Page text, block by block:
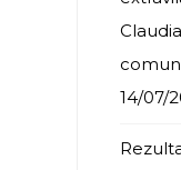
14/07/